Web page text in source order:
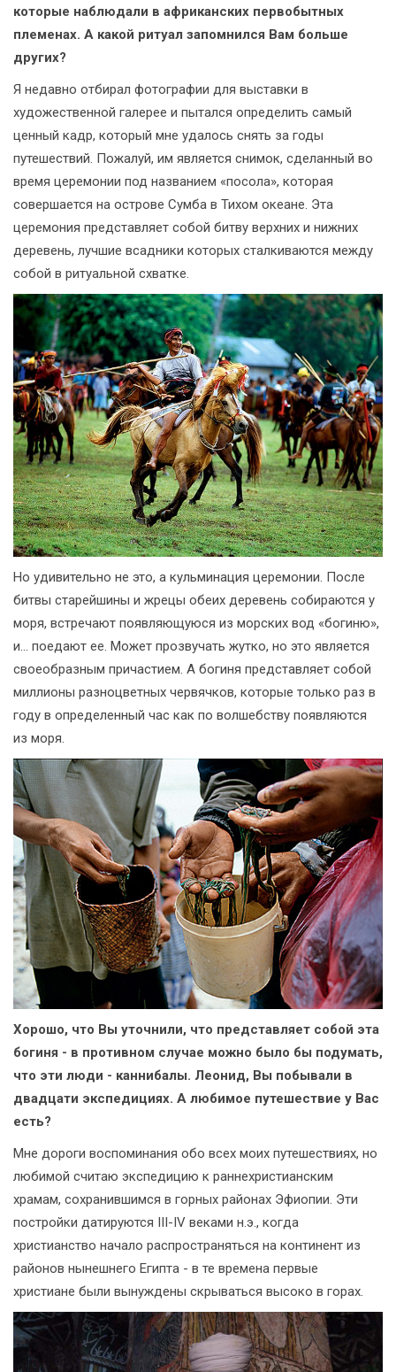
которые наблюдали в африканских первобытных
племенах. А какой ритуал запомнился Вам больше
других?
Я недавно отбирал фотографии для выставки в
художественной галерее и пытался определить самый
ценный кадр, который мне удалось снять за годы
путешествий. Пожалуй, им является снимок, сделанный во
время церемонии под названием «посола», которая
совершается на острове Сумба в Тихом океане. Эта
церемония представляет собой битву верхних и нижних
деревень, лучшие всадники которых сталкиваются между
собой в ритуальной схватке.
Но удивительно не это, а кульминация церемонии. После
битвы старейшины и жрецы обеих деревень собираются у
моря, встречают появляющуюся из морских вод «богиню»,
и... поедают ее. Может прозвучать жутко, но это является
своеобразным причастием. А богиня представляет собой
миллионы разноцветных червячков, которые только раз в
году в определенный час как по волшебству появляются
из моря.
Хорошо, что Вы уточнили, что представляет собой эта
богиня - в противном случае можно было бы подумать,
что эти люди - каннибалы. Леонид, Вы побывали в
двадцати экспедициях. А любимое путешествие у Вас
есть?
Мне дороги воспоминания обо всех моих путешествиях, но
любимой считаю экспедицию к раннехристианским
храмам, сохранившимся в горных районах Эфиопии. Эти
постройки датируются III-IV веками н.э., когда
христианство начало распространяться на континент из
районов нынешнего Египта - в те времена первые
христиане были вынуждены скрываться высоко в горах.